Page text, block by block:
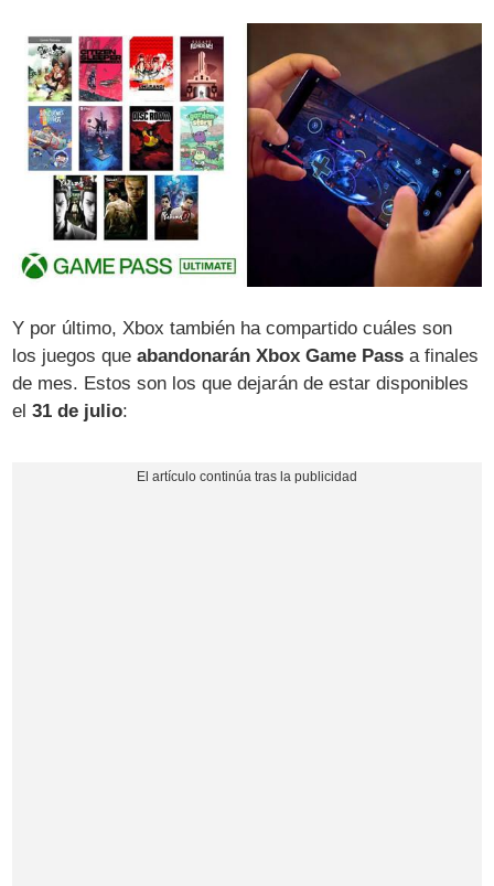
Y por último, Xbox también ha compartido cuáles son
los juegos queabandonarán Xbox Game Pass a finales
de mes. Estos son los que dejarán de estar disponibles
el31 de julio: